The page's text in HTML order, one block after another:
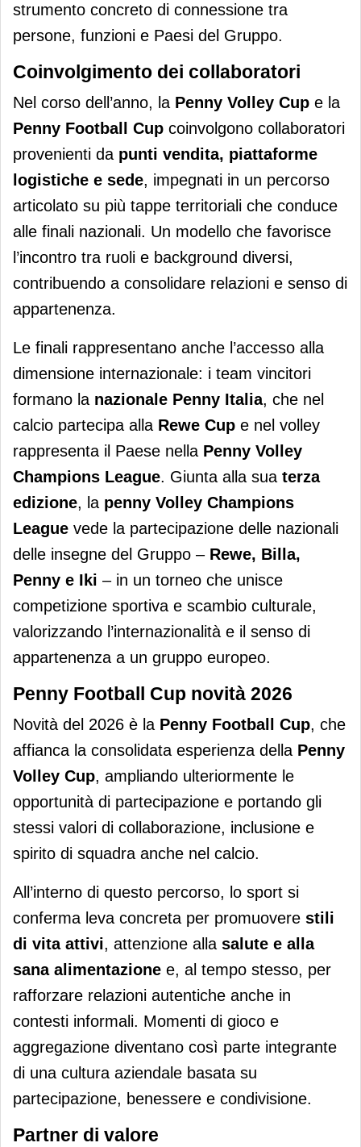
strumento concreto di connessione tra
persone, funzioni e Paesi del Gruppo.
Coinvolgimento dei collaboratori
Nel corso dell’anno, la Penny Volley Cup e la
Penny Football Cup coinvolgono collaboratori
provenienti da punti vendita, piattaforme
logistiche e sede, impegnati in un percorso
articolato su più tappe territoriali che conduce
alle finali nazionali. Un modello che favorisce
l’incontro tra ruoli e background diversi,
contribuendo a consolidare relazioni e senso di
appartenenza.
Le finali rappresentano anche l’accesso alla
dimensione internazionale: i team vincitori
formano la nazionale Penny Italia, che nel
calcio partecipa alla Rewe Cup e nel volley
rappresenta il Paese nella Penny Volley
Champions League. Giunta alla sua terza
edizione, la penny Volley Champions
League vede la partecipazione delle nazionali
delle insegne del Gruppo – Rewe, Billa,
Penny e Iki – in un torneo che unisce
competizione sportiva e scambio culturale,
valorizzando l’internazionalità e il senso di
appartenenza a un gruppo europeo.
Penny Football Cup novità 2026
Novità del 2026 è la Penny Football Cup, che
affianca la consolidata esperienza della Penny
Volley Cup, ampliando ulteriormente le
opportunità di partecipazione e portando gli
stessi valori di collaborazione, inclusione e
spirito di squadra anche nel calcio.
All’interno di questo percorso, lo sport si
conferma leva concreta per promuovere stili
di vita attivi, attenzione alla salute e alla
sana alimentazione e, al tempo stesso, per
rafforzare relazioni autentiche anche in
contesti informali. Momenti di gioco e
aggregazione diventano così parte integrante
di una cultura aziendale basata su
partecipazione, benessere e condivisione.
Partner di valore